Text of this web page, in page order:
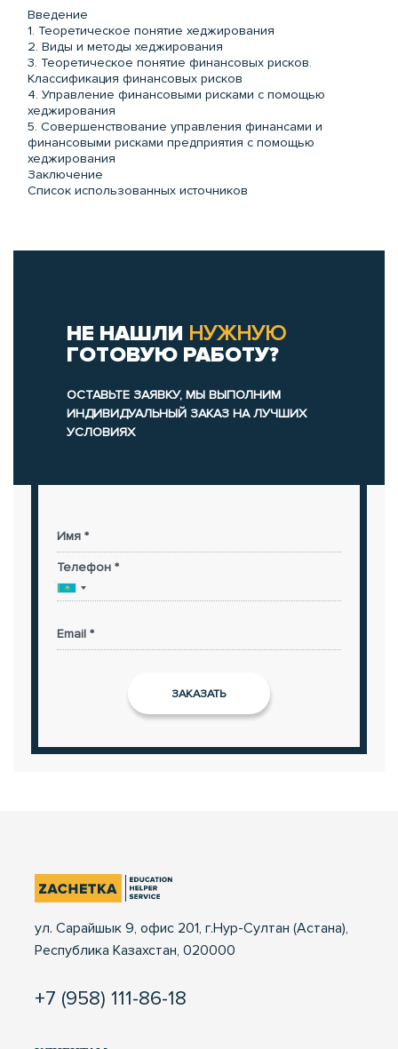
Введение
1. Теоретическое понятие хеджирования
2. Виды и методы хеджирования
3. Теоретическое понятие финансовых рисков.
Классификация финансовых рисков
4. Управление финансовыми рисками с помощью
хеджирования
5. Совершенствование управления финансами и
финансовыми рисками предприятия с помощью
хеджирования
Заключение
Список использованных источников
НЕ НАШЛИ НУЖНУЮ
ГОТОВУЮ РАБОТУ?
ОСТАВЬТЕ ЗАЯВКУ, МЫ ВЫПОЛНИМ
ИНДИВИДУАЛЬНЫЙ ЗАКАЗ НА ЛУЧШИХ
УСЛОВИЯХ
Имя *
Телефон *
Email *
ул. Сарайшык 9, офис 201, г.Нур-Султан (Астана),
Республика Казахстан, 020000
+7 (958) 111-86-18